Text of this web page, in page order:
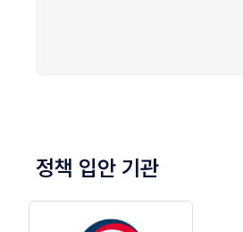
정책 입안 기관